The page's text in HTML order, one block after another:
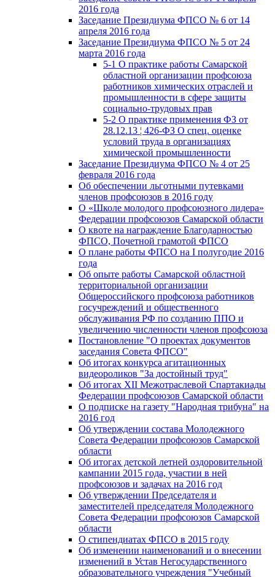
2016 года
Заседание Президиума ФПСО № 6 от 14
апреля 2016 года
Заседание Президиума ФПСО № 5 от 24
марта 2016 года
5-1 О практике работы Самарской
областной организации профсоюза
работников химических отраслей и
промышленности в сфере защиты
социально-трудовых прав
5-2 О практике применения ФЗ от
28.12.13 ¦ 426-ФЗ О спец. оценке
условий труда в организациях
химической промышленности
Заседание Президиума ФПСО № 4 от 25
февраля 2016 года
Об обеспечении льготными путевками
членов профсоюзов в 2016 году
О «Школе молодого профсоюзного лидера»
Федерации профсоюзов Самарской области
О квоте на награждение Благодарностью
ФПСО, Почетной грамотой ФПСО
О плане работы ФПСО на I полугодие 2016
года
Об опыте работы Самарской областной
территориальной организации
Общероссийского профсоюза работников
госучреждений и общественного
обслуживания РФ по созданию ППО и
увеличению численности членов профсоюза
Постановление "О проектах документов
заседания Совета ФПСО"
Об итогах конкурса агитационных
видеороликов "За достойный труд"
Об итогах XII Межотраслевой Спартакиады
Федерации профсоюзов Самарской области
О подписке на газету "Народная трибуна" на
2016 год
Об утверждении состава Молодежного
Совета Федерации профсоюзов Самарской
области
Об итогах детской летней оздоровительной
кампании 2015 года, участии в ней
профсоюзов и задачах на 2016 год
Об утверждении Председателя и
заместителей председателя Молодежного
Совета Федерации профсоюзов Самарской
области
О стипендиатах ФПСО в 2015 году
Об изменении наименований и о внесении
изменений в Устав Негосударственного
образовательного учреждения "Учебный